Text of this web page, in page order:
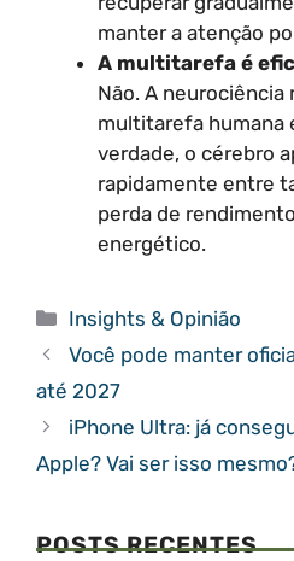
manter a atenção
A multitarefa é
Não. A neurociência
multitarefa humana
verdade, o cérebro
rapidamente entre
perda de
energético.
Categorias
Insights & Opinião
Você pode manter
até 2027
iPhone Ultra: já
Apple? Vai ser isso
POSTS RECENTES